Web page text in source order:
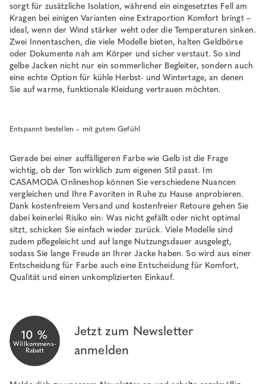
sorgt für zusätzliche Isolation, während ein eingesetztes Fell am
Kragen bei einigen Varianten eine Extraportion Komfort bringt –
ideal, wenn der Wind stärker weht oder die Temperaturen sinken.
Zwei Innentaschen, die viele Modelle bieten, halten Geldbörse
oder Dokumente nah am Körper und sicher verstaut. So sind
gelbe Jacken nicht nur ein sommerlicher Begleiter, sondern auch
eine echte Option für kühle Herbst- und Wintertage, an denen
Sie auf warme, funktionale Kleidung vertrauen möchten.
Entspannt bestellen – mit gutem Gefühl
Gerade bei einer auffälligeren Farbe wie Gelb ist die Frage
wichtig, ob der Ton wirklich zum eigenen Stil passt. Im
CASAMODA Onlineshop können Sie verschiedene Nuancen
vergleichen und Ihre Favoriten in Ruhe zu Hause anprobieren.
Dank kostenfreiem Versand und kostenfreier Retoure gehen Sie
dabei keinerlei Risiko ein: Was nicht gefällt oder nicht optimal
sitzt, schicken Sie einfach wieder zurück. Viele Modelle sind
zudem pflegeleicht und auf lange Nutzungsdauer ausgelegt,
sodass Sie lange Freude an Ihrer Jacke haben. So wird aus einer
Entscheidung für Farbe auch eine Entscheidung für Komfort,
Qualität und einen unkomplizierten Einkauf.
10 %
Willkommens-
Rabatt
Jetzt zum Newsletter
anmelden